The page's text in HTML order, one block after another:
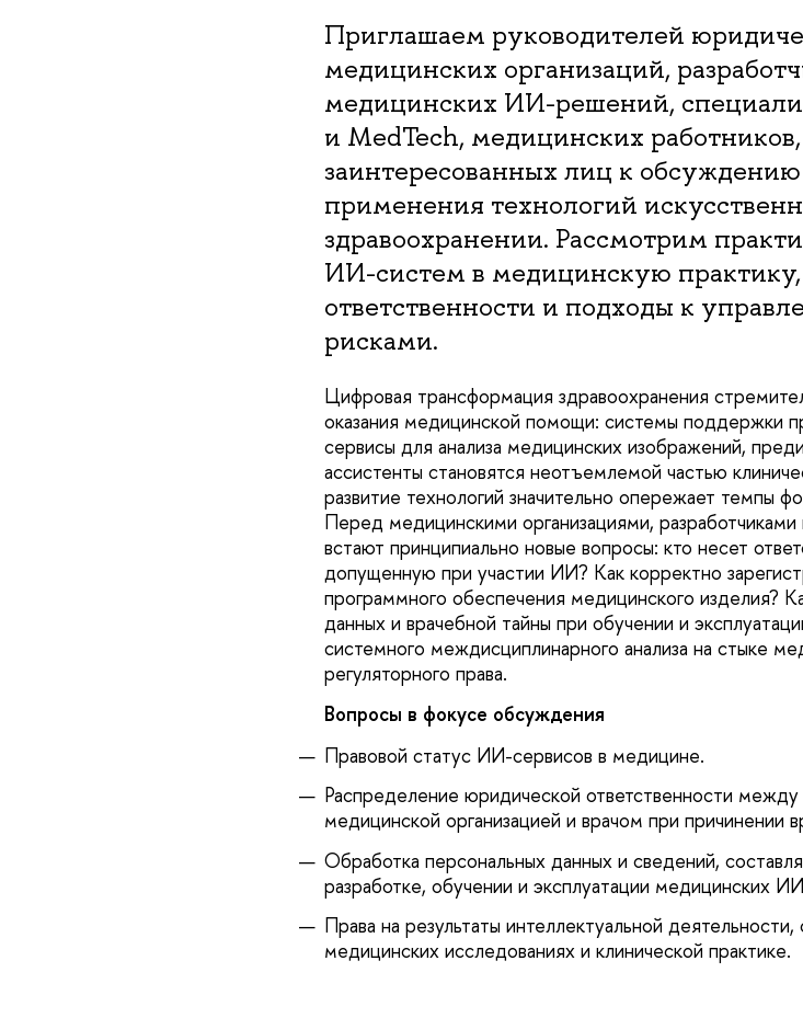
Приглашаем руководителей
медицинских организаций,
медицинских ИИ-решений,
и MedTech, медицинских
заинтересованных лиц к
применения технологий
здравоохранении. Рассмотрим
ИИ-систем в медицинскую
ответственности и подходы к
рисками.
Цифровая трансформация здравоохранения
оказания медицинской помощи: системы поддержки
сервисы для анализа медицинских изображений,
ассистенты становятся неотъемлемой частью
развитие технологий значительно опережает темпы
Перед медицинскими организациями,
встают принципиально новые вопросы: кто несет
допущенную при участии ИИ? Как корректно
программного обеспечения медицинского изделия?
данных и врачебной тайны при обучении и
системного междисциплинарного анализа на стыке
регуляторного права.
Вопросы в фокусе обсуждения
Правовой статус ИИ-сервисов в медицине.
Распределение юридической ответственности
медицинской организацией и врачом при причинении
Обработка персональных данных и сведений,
разработке, обучении и эксплуатации медицинских
Права на результаты интеллектуальной
медицинских исследованиях и клинической практике.